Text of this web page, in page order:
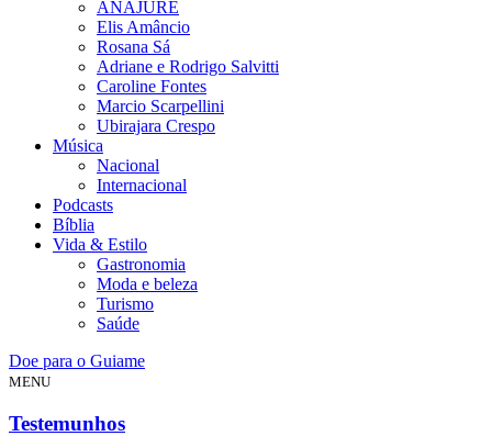
ANAJURE
Elis Amâncio
Rosana Sá
Adriane e Rodrigo Salvitti
Caroline Fontes
Marcio Scarpellini
Ubirajara Crespo
Música
Nacional
Internacional
Podcasts
Bíblia
Vida & Estilo
Gastronomia
Moda e beleza
Turismo
Saúde
Doe para o Guiame
MENU
Testemunhos